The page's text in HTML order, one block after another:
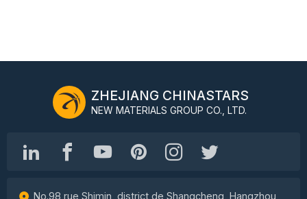
ZHEJIANG CHINASTARS
NEW MATERIALS GROUP CO., LTD.
No.98 rue Shimin, district de Shangcheng, Hangzhou,